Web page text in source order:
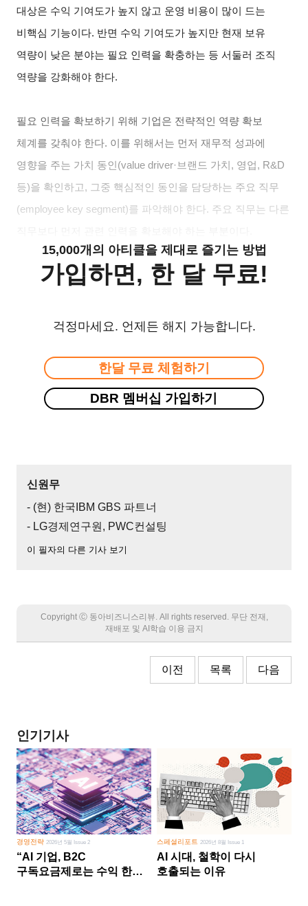
대상은 수익 기여도가 높지 않고 운영 비용이 많이 드는
비핵심 기능이다. 반면 수익 기여도가 높지만 현재 보유
역량이 낮은 분야는 필요 인력을 확충하는 등 서둘러 조직
역량을 강화해야 한다.
필요 인력을 확보하기 위해 기업은 전략적인 역량 확보
체계를 갖춰야 한다. 이를 위해서는 먼저 재무적 성과에
영향을 주는 가치 동인(value driver·브랜드 가치, 영업, R&D
등)을 확인하고, 그중 핵심적인 동인을 담당하는 주요 직무
(employee key segment)를 파악해야 한다. 주요 직무는 다른
15,000개의 아티클을 제대로 즐기는 방법
가입하면, 한 달 무료!
걱정마세요. 언제든 해지 가능합니다.
한달 무료 체험하기
DBR 멤버십 가입하기
신원무
- (현) 한국IBM GBS 파트너
- LG경제연구원, PWC컨설팅
이 필자의 다른 기사 보기
Copyright Ⓒ 동아비즈니스리뷰. All rights reserved. 무단 전재,
재배포 및 AI학습 이용 금지
이전 목록 다음
인기기사
경영전략2026년 5월 Issue 2
“AI 기업, B2C
구독요금제로는 수익 한계
스페셜리포트 2026년 8월 Issue 1
AI 시대, 철학이 다시
호출되는 이유